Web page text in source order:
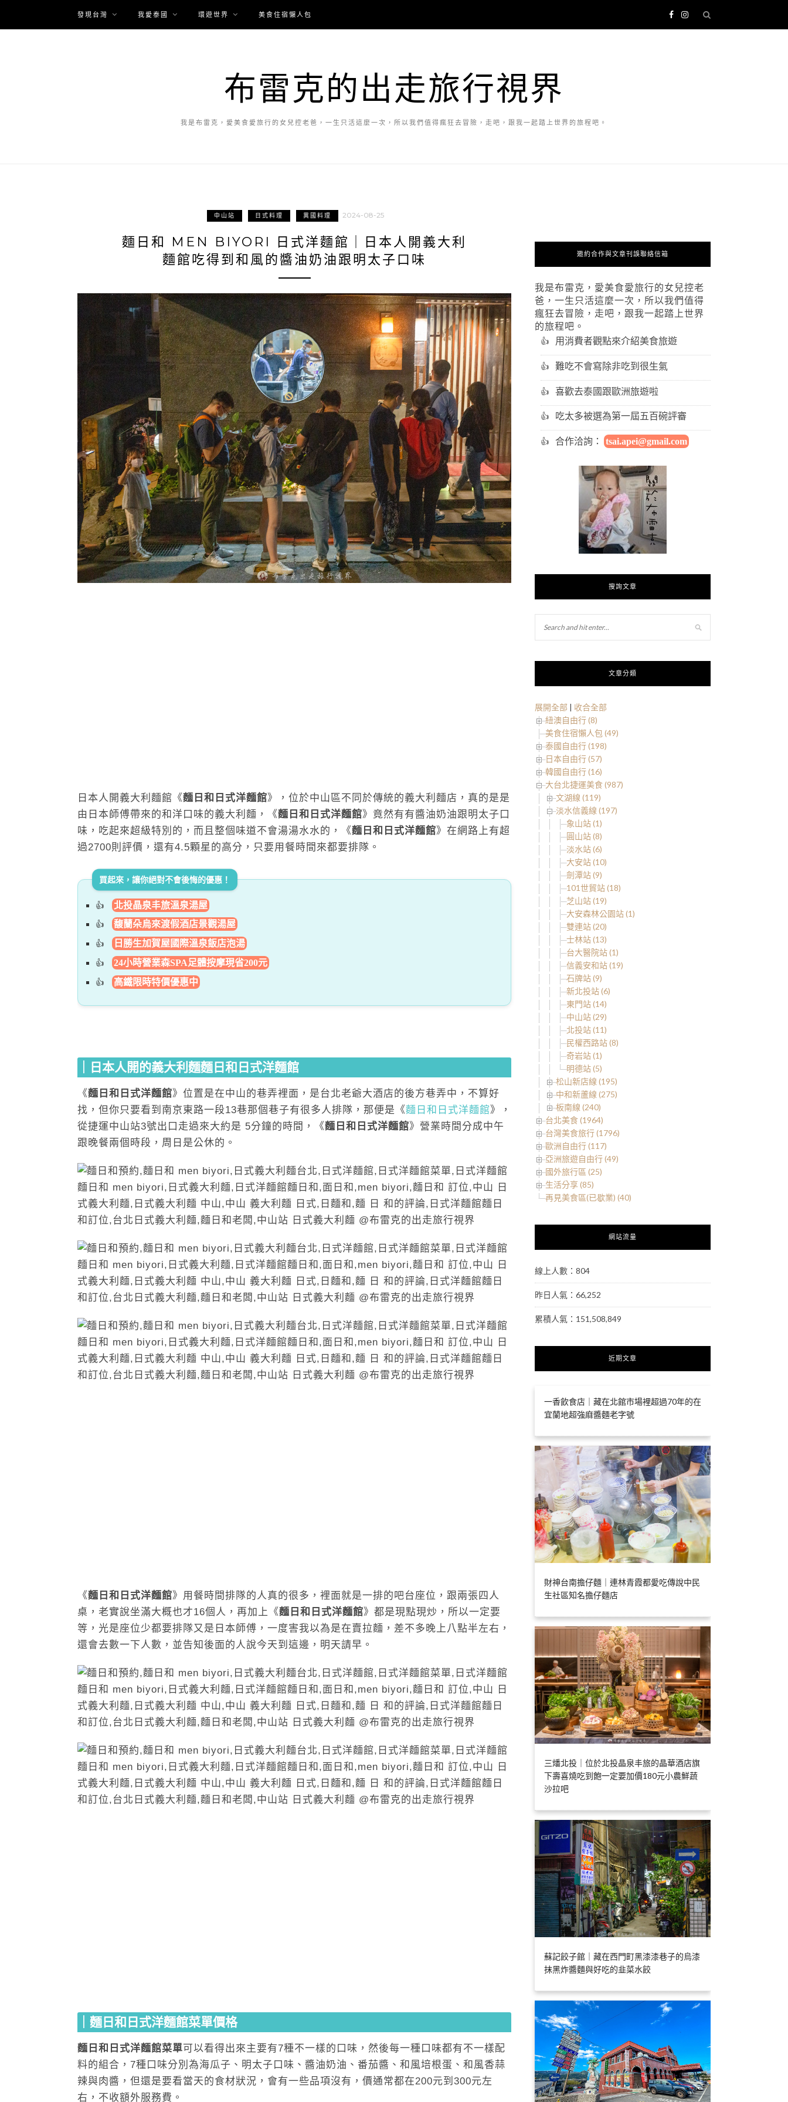
發現台灣 我愛泰國 環遊世界 美食住宿懶人包
布雷克的出走旅行視界
我是布雷克，愛美食愛旅行的女兒控老爸，一生只活這麼一次，所以我們值得瘋狂去冒險，走吧，跟我一起踏上世界的旅程吧。
中山站 日式料理 異國料理 2024-08-25
麵日和 MEN BIYORI 日式洋麵館｜日本人開義大利
麵館吃得到和風的醬油奶油跟明太子口味
日本人開義大利麵館《麵日和日式洋麵館》，位於中山區不同於傳統的義大利麵店，真的是是
由日本師傅帶來的和洋口味的義大利麵，《麵日和日式洋麵館》竟然有有醬油奶油跟明太子口
味，吃起來超級特別的，而且整個味道不會湯湯水水的，《麵日和日式洋麵館》在網路上有超
過2700則評價，還有4.5顆星的高分，只要用餐時間來都要排隊。
買起來，讓你絕對不會後悔的優惠！
北投晶泉丰旅溫泉湯屋
馥蘭朵烏來渡假酒店景觀湯屋
日勝生加賀屋國際溫泉飯店泡湯
24小時營業森SPA足體按摩現省200元
高鐵限時特價優惠中
｜日本人開的義大利麵麵日和 日式洋麵館
《麵日和日式洋麵館》位置是在中山的巷弄裡面，是台北老爺大酒店的後方巷弄中，不算好
找，但你只要看到南京東路一段13巷那個巷子有很多人排隊，那便是《麵日和日式洋麵館》，
從捷運中山站3號出口走過來大約是 5分鐘的時間，《麵日和日式洋麵館》營業時間分成中午
跟晚餐兩個時段，周日是公休的。
《麵日和日式洋麵館》用餐時間排隊的人真的很多，裡面就是一排的吧台座位，跟兩張四人
桌，老實說坐滿大概也才16個人，再加上《麵日和日式洋麵館》都是現點現炒，所以一定要
等，光是座位少都要排隊又是日本師傅，一度害我以為是在賣拉麵，差不多晚上八點半左右，
還會去數一下人數，並告知後面的人說今天到這邊，明天請早。
｜麵日和日式洋麵館菜單價格
麵日和日式洋麵館菜單可以看得出來主要有7種不一樣的口味，然後每一種口味都有不一樣配
料的組合，7種口味分別為海瓜子、明太子口味、醬油奶油、番茄醬、和風培根蛋、和風香蒜
辣與肉醬，但還是要看當天的食材狀況，會有一些品項沒有，價通常都在200元到300元左
右，不收額外服務費。
邀約合作與文章刊誤聯絡信箱
我是布雷克，愛美食愛旅行的女兒控老
爸，一生只活這麼一次，所以我們值得
瘋狂去冒險，走吧，跟我一起踏上世界
的旅程吧。
用消費者觀點來介紹美食旅遊
難吃不會寫除非吃到很生氣
喜歡去泰國跟歐洲旅遊啦
吃太多被選為第一屆五百碗評審
合作洽詢： tsai.apei@gmail.com
搜詢文章
文章分類
展開全部 | 收合全部
紐澳自由行 (8)
美食住宿懶人包 (49)
泰國自由行 (198)
日本自由行 (57)
韓國自由行 (16)
大台北捷運美食 (987)
文湖線 (119)
淡水信義線 (197)
象山站 (1)
圓山站 (8)
淡水站 (6)
大安站 (10)
劍潭站 (9)
101世貿站 (18)
芝山站 (19)
大安森林公園站 (1)
雙連站 (20)
士林站 (13)
台大醫院站 (1)
信義安和站 (19)
石牌站 (9)
新北投站 (6)
東門站 (14)
中山站 (29)
北投站 (11)
民權西路站 (8)
奇岩站 (1)
明德站 (5)
松山新店線 (195)
中和新蘆線 (275)
板南線 (240)
台北美食 (1964)
台灣美食旅行 (1796)
歐洲自由行 (117)
亞洲旅遊自由行 (49)
國外旅行區 (25)
生活分享 (85)
再見美食區(已歇業) (40)
網站流量
線上人數：804
昨日人氣：66,252
累積人氣：151,508,849
近期文章
一香飲食店｜藏在北館市場裡超過70年的在
宜蘭地超強麻醬麵老字號
財神台南擔仔麵｜連林青霞都愛吃傳說中民
生社區知名擔仔麵店
三燔北投｜位於北投晶泉丰旅的晶華酒店旗
下壽喜燒吃到飽一定要加價180元小農鮮蔬
沙拉吧
蘇記餃子館｜藏在西門町黑漆漆巷子的烏漆
抹黑炸醬麵與好吃的韭菜水餃